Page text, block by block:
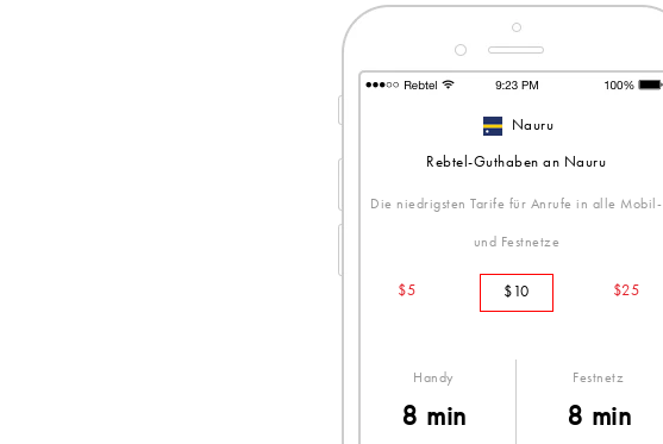
Nauru
Rebtel-Guthaben an Nauru
Die niedrigsten Tarife für Anrufe in alle Mobil-
und Festnetze
$5 $10 $25
Handy
8 min
Festnetz
8 min